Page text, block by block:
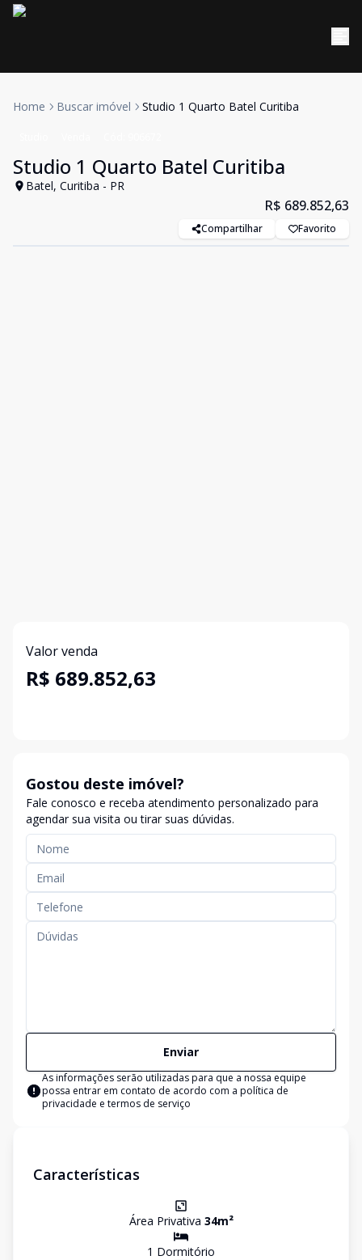
Home Buscar imóvel Studio 1 Quarto Batel Curitiba
Studio 1 Quarto Batel Curitiba
Batel, Curitiba - PR
R$ 689.852,63
Compartilhar Favorito
Valor venda
R$ 689.852,63
Gostou deste imóvel?
Fale conosco e receba atendimento personalizado para
agendar sua visita ou tirar suas dúvidas.
Enviar
As informações serão utilizadas para que a nossa equipe
possa entrar em contato de acordo com a política de
privacidade e termos de serviço
Características
Área Privativa 34m²
1 Dormitório